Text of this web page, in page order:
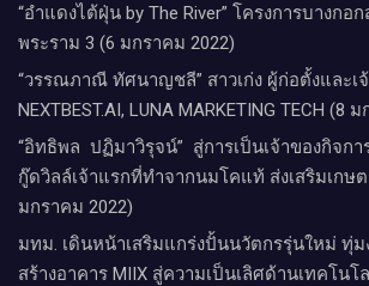
“อำแดงไต้ฝุ่น by The River” โครงการบางกอ
พระราม 3 (6 มกราคม 2022)
“วรรณภาณี ทัศนาญชลี” สาวเก่ง ผู้ก่อตั้งและ
NEXTBEST.AI, LUNA MARKETING TECH (8
“อิทธิพล ปฏิมาวิรุจน์” สู่การเป็นเจ้าของกิจ
กู๊ดวิลล์​เจ้าแรกที่ทำจากนมโคแท้ ส่งเสริมเกษ
มกราคม 2022)
มทม. เดินหน้าเสริมแกร่งปั้นนวัตกรรุ่นใหม่ ทุ่ม
สร้างอาคาร MIIX สู่ความเป็นเลิศด้านเทคโน